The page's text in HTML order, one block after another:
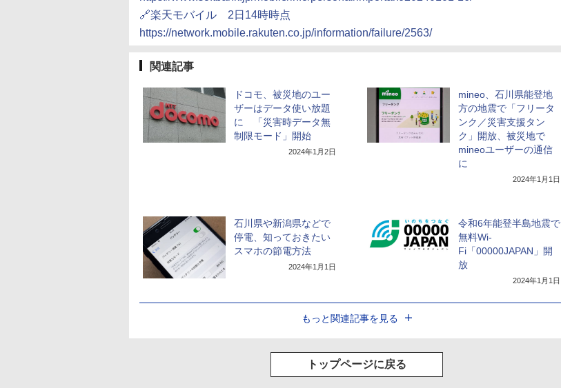
🔗楽天モバイル 2日14時時点
https://network.mobile.rakuten.co.jp/information/failure/2563/
関連記事
ドコモ、被災地のユー
ザーはデータ使い放題
に 「災害時データ無
制限モード」開始
2024年1月2日
mineo、石川県能登地
方の地震で「フリータ
ンク／災害支援タン
ク」開放、被災地で
mineoユーザーの通信
に
2024年1月1日
石川県や新潟県などで
停電、知っておきたい
スマホの節電方法
2024年1月1日
令和6年能登半島地震で
無料Wi-
Fi「00000JAPAN」開
放
2024年1月1日
もっと関連記事を見る
トップページに戻る